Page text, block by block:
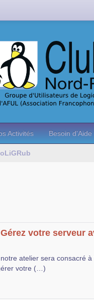
Activités Besoin d’Aide
votre serveur
atelier sera consacré à
votre (…)